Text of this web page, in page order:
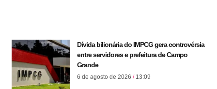
Dívida bilionária do IMPCG gera controvérsia
entre servidores e prefeitura de Campo
Grande
6 de agosto de 2026 13:09